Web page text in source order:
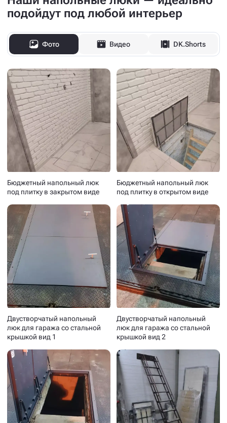
подойдут под любой интерьер
Фото Видео DK.Shorts
Бюджетный напольный люк
под плитку в закрытом виде
Бюджетный напольный люк
под плитку в открытом виде
Двустворчатый напольный
люк для гаража со стальной
крышкой вид 1
Двустворчатый напольный
люк для гаража со стальной
крышкой вид 2